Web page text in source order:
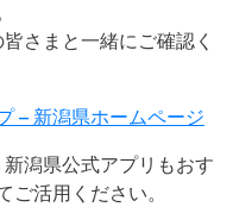
さまと一緒にご確認く
– 新潟県ホームページ
潟県公式アプリもおす
ご活用ください。